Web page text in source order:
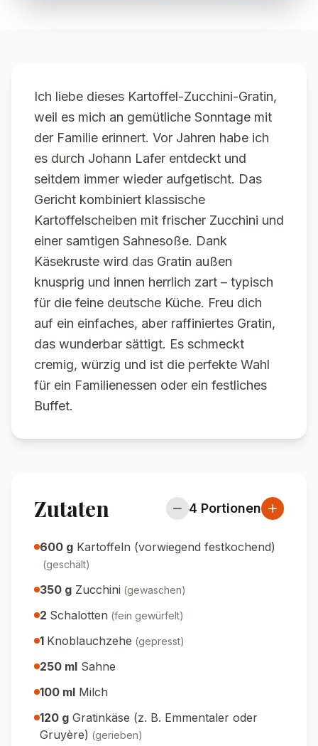
Ich liebe dieses Kartoffel-Zucchini-Gratin,
weil es mich an gemütliche Sonntage mit
der Familie erinnert. Vor Jahren habe ich
es durch Johann Lafer entdeckt und
seitdem immer wieder aufgetischt. Das
Gericht kombiniert klassische
Kartoffelscheiben mit frischer Zucchini und
einer samtigen Sahnesoße. Dank
Käsekruste wird das Gratin außen
knusprig und innen herrlich zart – typisch
für die feine deutsche Küche. Freu dich
auf ein einfaches, aber raffiniertes Gratin,
das wunderbar sättigt. Es schmeckt
cremig, würzig und ist die perfekte Wahl
für ein Familienessen oder ein festliches
Buffet.
Zutaten 4 Portionen
600 g Kartoffeln (vorwiegend festkochend)
(geschält)
350 g Zucchini (gewaschen)
2 Schalotten (fein gewürfelt)
1 Knoblauchzehe (gepresst)
250 ml Sahne
100 ml Milch
120 g Gratinkäse (z. B. Emmentaler oder
Gruyère) (gerieben)